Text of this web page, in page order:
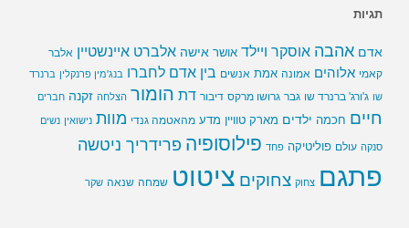
תגיות
אדם אהבה אוסקר ויילד אושר אישה אלברט איינשטיין אלבר
קאמי אלוהים אמונה אמת אנשים בין אדם לחברו בנג'מין פרנקלין ברנרד
שו ג'ורג' ברנרד שו גבר גרושו מרקס דיבור דת הומור הצלחה זקנה חברים
חיים חכמה ילדים מארק טוויין מדע מהאטמה גנדי מוות נישואין נשים
סנקה עולם פוליטיקה פחד פילוסופיה פרידריך ניטשה
פתגם צחוק צחוקים ציטוט שמחה שנאה שקר